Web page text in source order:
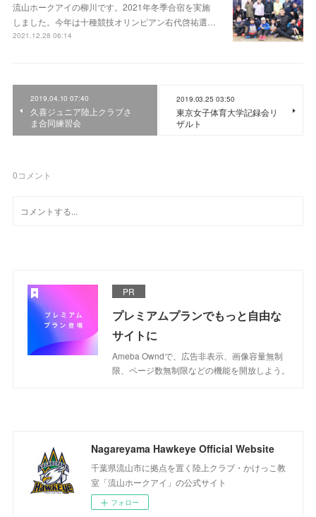
流山ホークアイの柳川です。2021年冬季合宿を実施
しました。今年は十種競技オリンピアン右代啓祐選…
2021.12.28 06:14
2019.04.10 07:40
久喜ジュニア陸上クラブさ
ま合同練習会
2019.03.25 03:50
東京女子体育大学記録会リ
ザルト
0コメント
PR
プレミアムプランでもっと自由な
サイトに
Ameba Owndで、広告非表示、画像容量無制
限、ページ数無制限などの機能を開放しよう。
Nagareyama Hawkeye Official Website
千葉県流山市に拠点を置く陸上クラブ・かけっこ教
室「流山ホークアイ」の公式サイト
フォロー